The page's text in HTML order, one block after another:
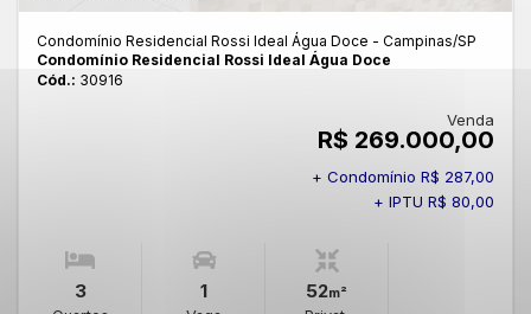
Condomínio Residencial Rossi Ideal Água Doce - Campinas/SP
Condomínio Residencial Rossi Ideal Água Doce
Cód.: 30916
Venda
R$ 269.000,00
+ Condomínio R$ 287,00
+ IPTU R$ 80,00
3 1 52m²